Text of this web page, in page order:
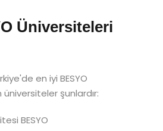
Üniversiteleri
en iyi BESYO
üniversiteler şunlardır:
BESYO